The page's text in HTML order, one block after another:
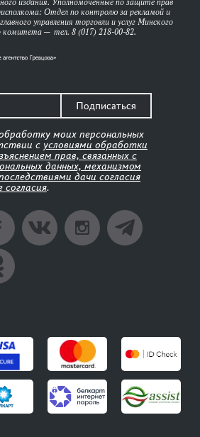
издания. Уполномоченные по защите прав
Отдел по контролю за рекламой и
управления торговли и услуг Минского
комитета — тел. 8 (017) 218-00-82.
Подписаться
моих персональных
с условиями обработки
прав, связанных с
данных, механизмом
дачи согласия
согласия.